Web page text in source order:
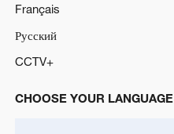
Français
Русский
CCTV+
CHOOSE YOUR LANGUAGE